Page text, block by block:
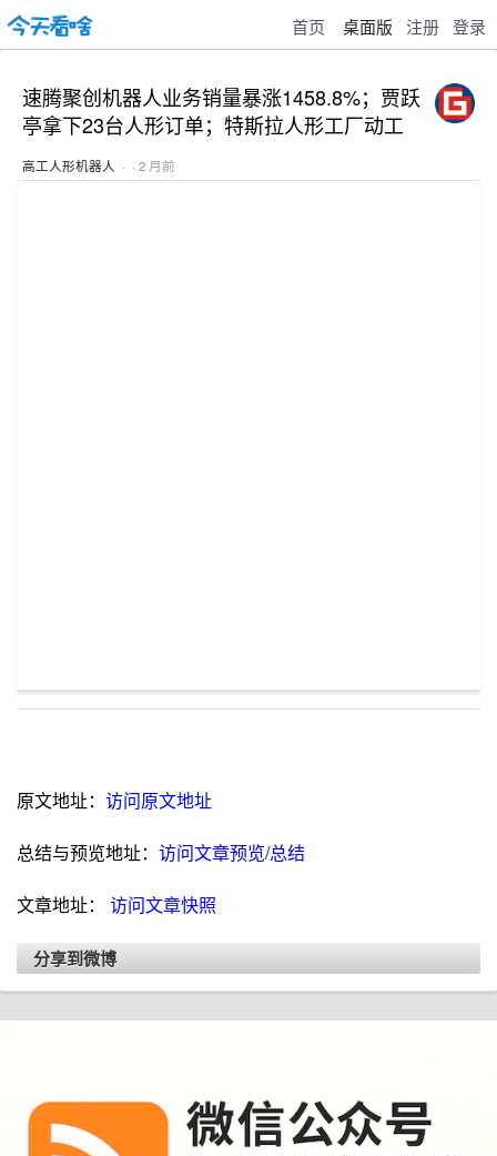
首页 桌面版 注册 登录
速腾聚创机器人业务销量暴涨1458.8%；贾跃
亭拿下23台人形订单；特斯拉人形工厂动工
高工人形机器人 · · 2 月前
原文地址： 访问原文地址
总结与预览地址： 访问文章预览/总结
文章地址： 访问文章快照
分享到微博